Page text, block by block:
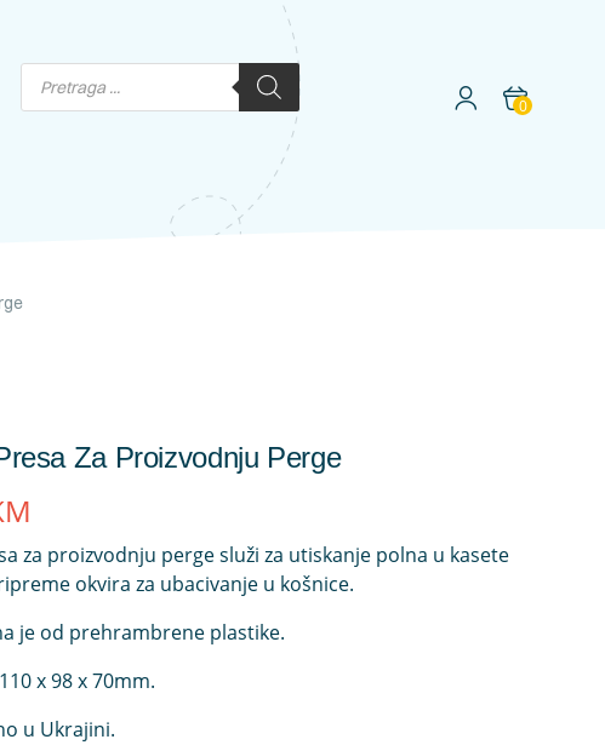
0
Za Proizvodnju Perge
za proizvodnju perge služi za utiskanje polna u kasete
okvira za ubacivanje u košnice.
je od prehrambrene plastike.
x 98 x 70mm.
u Ukrajini.